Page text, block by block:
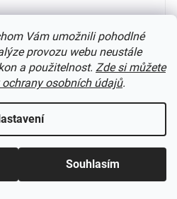
Vám umožnili pohodlné
provozu webu neustále
a použitelnost. Zde si můžete
osobních údajů.
Souhlasím
Do košíku